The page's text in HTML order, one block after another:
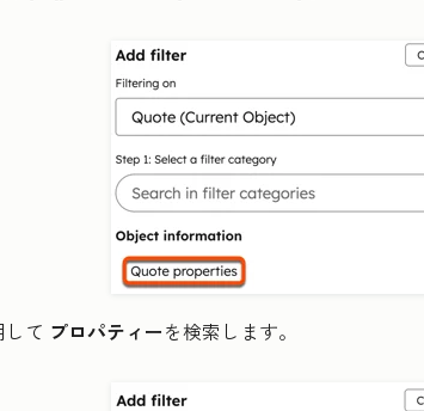
て プロパティーを検索します。